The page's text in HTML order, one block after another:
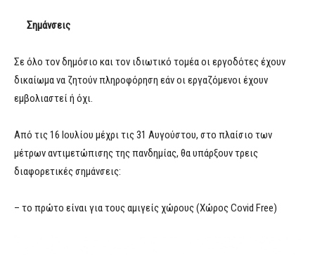
Σημάνσεις
Σε όλο τον δημόσιο και τον ιδιωτικό τομέα οι εργοδότες έχουν
δικαίωμα να ζητούν πληροφόρηση εάν οι εργαζόμενοι έχουν
εμβολιαστεί ή όχι.
Από τις 16 Ιουλίου μέχρι τις 31 Αυγούστου, στο πλαίσιο των
μέτρων αντιμετώπισης της πανδημίας, θα υπάρξουν τρεις
διαφορετικές σημάνσεις:
– το πρώτο είναι για τους αμιγείς χώρους (Χώρος Covid Free)